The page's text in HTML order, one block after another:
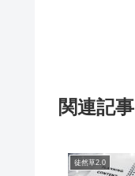
関連記事
徒然草2.0